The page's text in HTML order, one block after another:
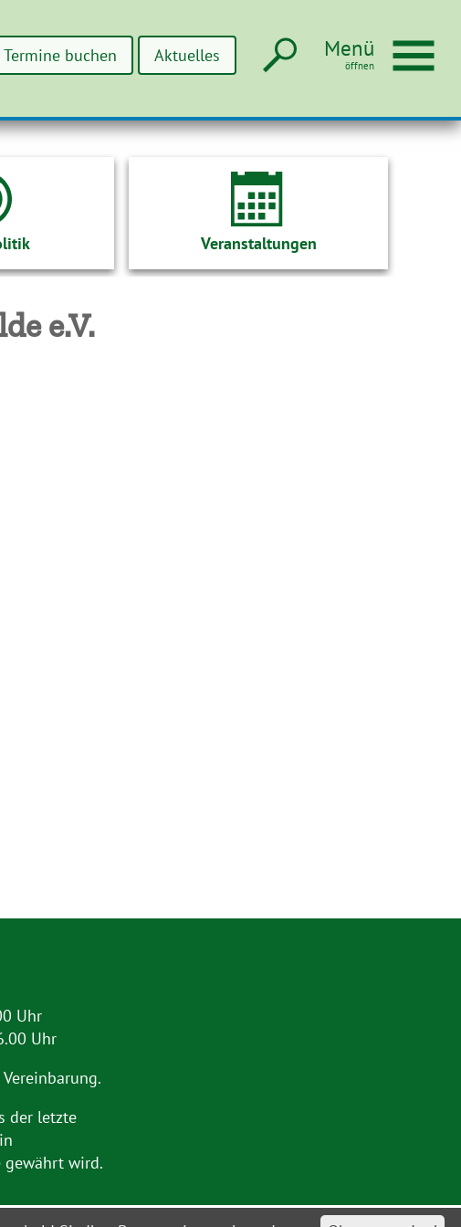
Suche
Menü
Termine buchen Aktuelles
Veranstaltungen
e.V.
Uhr
Uhr
der letzte
gewährt wird.